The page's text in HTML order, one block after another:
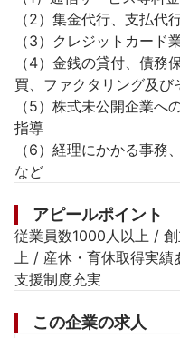
（2）集金代行、支払代
（3）クレジットカード
（4）金銭の貸付、債務
買、ファクタリング及び
（5）株式未公開企業へ
指導
（6）経理にかかる事務
など
アピールポイント
従業員数1000人以上 /
上 / 産休・育休取得実
支援制度充実
この企業の求人